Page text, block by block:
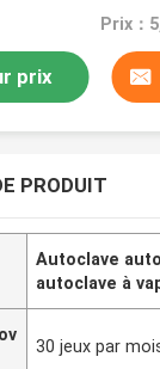
Prix：
prix
PRODUIT
Autoclave
autoclave à
30 jeux par